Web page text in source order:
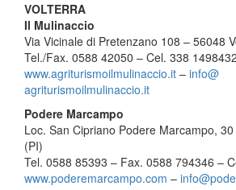
VOLTERRA
Il Mulinaccio
Via Vicinale di Pretenzano 108 – 56048
Tel./Fax. 0588 42050 – Cel. 338 1498432
www.agriturismoilmulinaccio.it – info@
agriturismoilmulinaccio.it
Podere Marcampo
Loc. San Cipriano Podere Marcampo,
(PI)
Tel. 0588 85393 – Fax. 0588 794346 –
www.poderemarcampo.com – info@